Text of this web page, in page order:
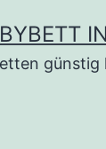
günstig